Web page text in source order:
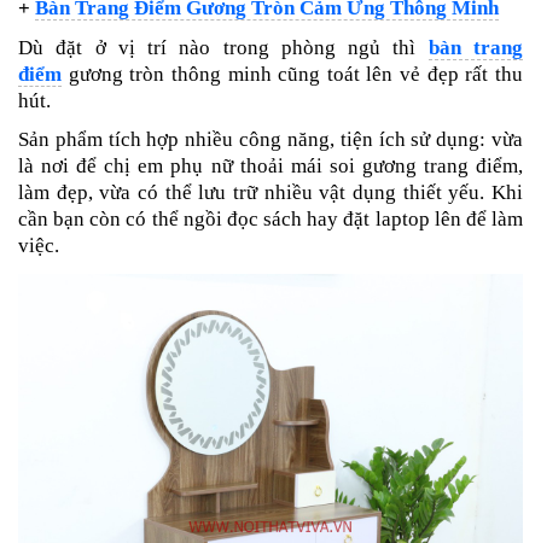
+ Bàn Trang Điểm Gương Tròn Cảm Ứng Thông Minh
Dù đặt ở vị trí nào trong phòng ngủ thì bàn trang
điểm gương tròn thông minh cũng toát lên vẻ đẹp rất thu
hút.
Sản phẩm tích hợp nhiều công năng, tiện ích sử dụng: vừa
là nơi để chị em phụ nữ thoải mái soi gương trang điểm,
làm đẹp, vừa có thể lưu trữ nhiều vật dụng thiết yếu. Khi
cần bạn còn có thể ngồi đọc sách hay đặt laptop lên để làm
việc.